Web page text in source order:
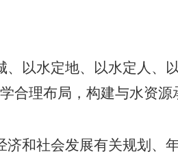
以水定地、以水定人、以
合理布局，构建与水资源
和社会发展有关规划、